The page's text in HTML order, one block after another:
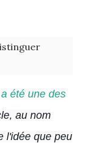
été une des
au nom
l'idée que peu